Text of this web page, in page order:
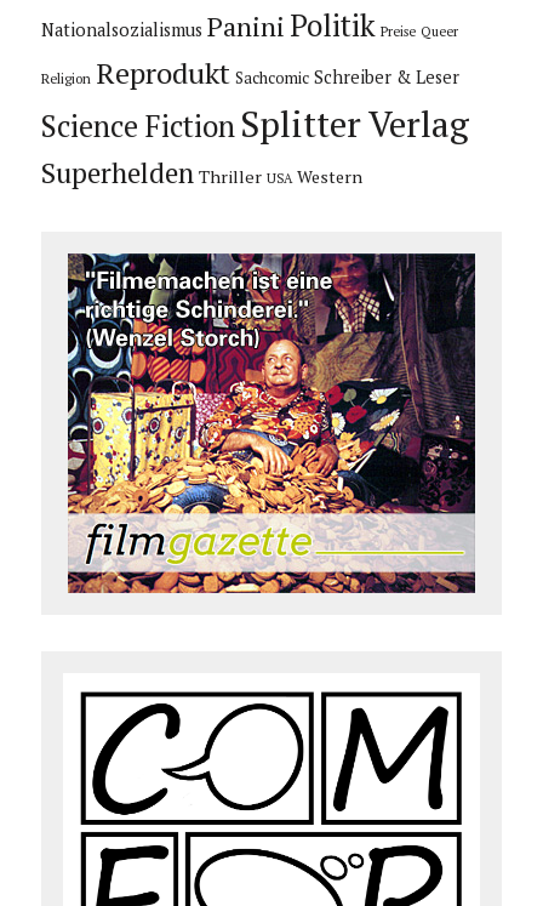
Nationalsozialismus Panini Politik Preise Queer
Religion Reprodukt Sachcomic Schreiber & Leser
Science Fiction Splitter Verlag
Superhelden Thriller USA Western